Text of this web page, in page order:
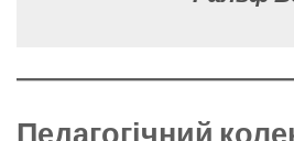
Педагогічний